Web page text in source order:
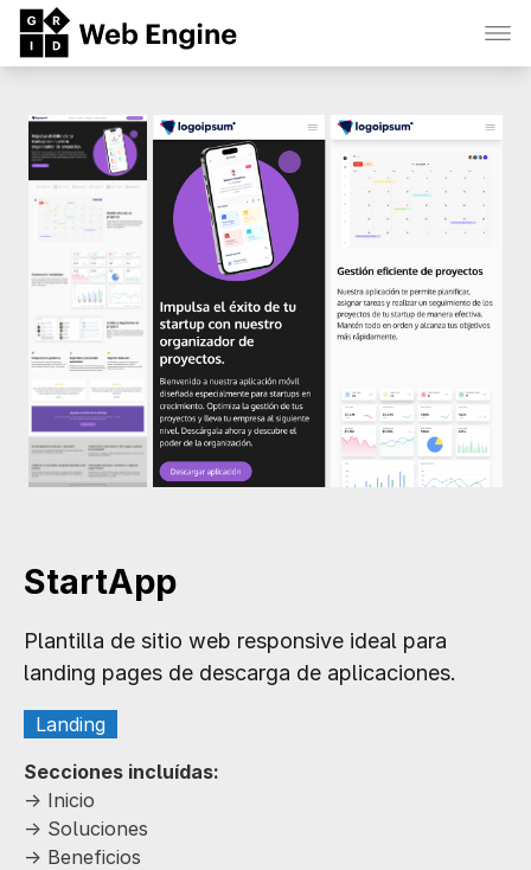
StartApp
Plantilla de sitio web responsive ideal para
landing pages de descarga de aplicaciones.
Landing
Secciones incluídas:
-> Inicio
-> Soluciones
-> Beneficios